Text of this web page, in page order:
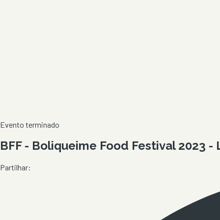
Evento terminado
BFF - Boliqueime Food Festival 2023 -
Partilhar: